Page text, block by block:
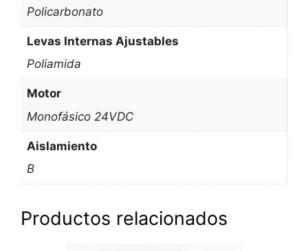
Policarbonato
Levas Internas Ajustables
Poliamida
Motor
Monofásico 24VDC
Aislamiento
B
Productos relacionados